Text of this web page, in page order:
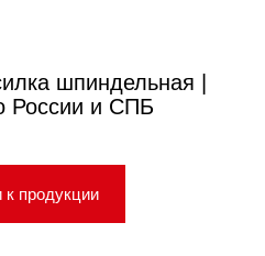
шпиндельная |
России и СПБ
к продукции